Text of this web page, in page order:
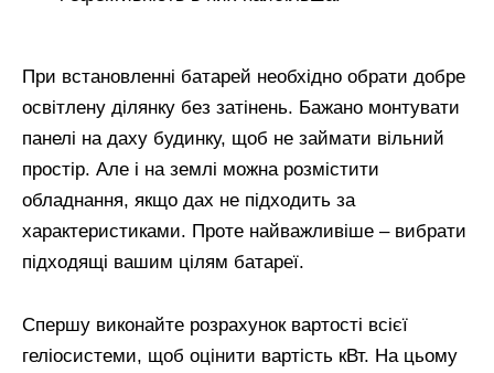
При встановленні батарей необхідно обрати добре
освітлену ділянку без затінень. Бажано монтувати
панелі на даху будинку, щоб не займати вільний
простір. Але і на землі можна розмістити
обладнання, якщо дах не підходить за
характеристиками. Проте найважливіше – вибрати
підходящі вашим цілям батареї.
Спершу виконайте розрахунок вартості всієї
геліосистеми, щоб оцінити вартість кВт. На цьому